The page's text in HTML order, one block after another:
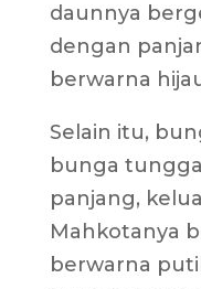
daunnya
dengan
berwarna
Selain itu,
bunga
panjang,
Mahkotanya
berwarna